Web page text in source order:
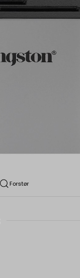
Forstør